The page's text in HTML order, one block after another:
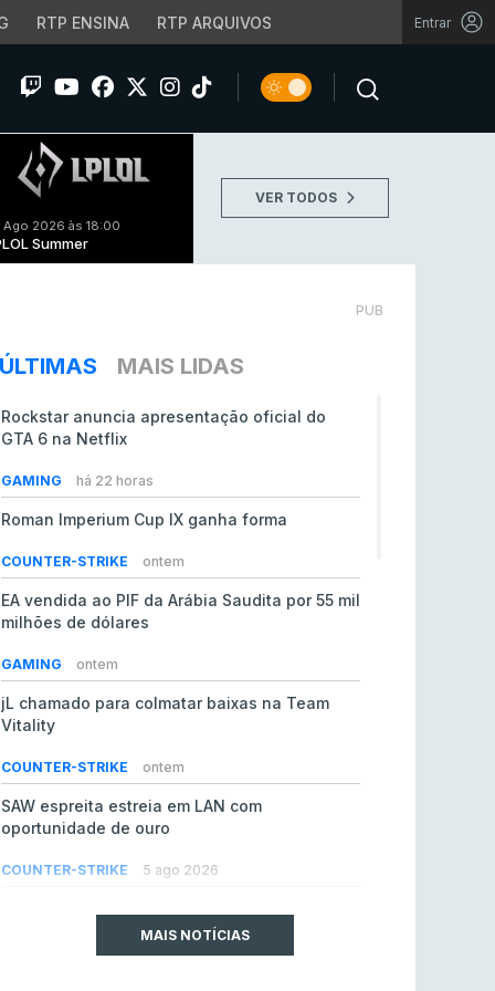
RTP ENSINA RTP ARQUIVOS Entrar
Ago 2026 às 18:00
Summer
VER TODOS
PUB
ÚLTIMAS MAIS LIDAS
Rockstar anuncia apresentação oficial do
GTA 6 na Netflix
GAMING há 22 horas
Roman Imperium Cup IX ganha forma
COUNTER-STRIKE ontem
EA vendida ao PIF da Arábia Saudita por 55 mil
milhões de dólares
GAMING ontem
jL chamado para colmatar baixas na Team
Vitality
COUNTER-STRIKE ontem
SAW espreita estreia em LAN com
oportunidade de ouro
COUNTER-STRIKE 5 ago 2026
do Counter-Strike 2MAIS NOTÍCIAS